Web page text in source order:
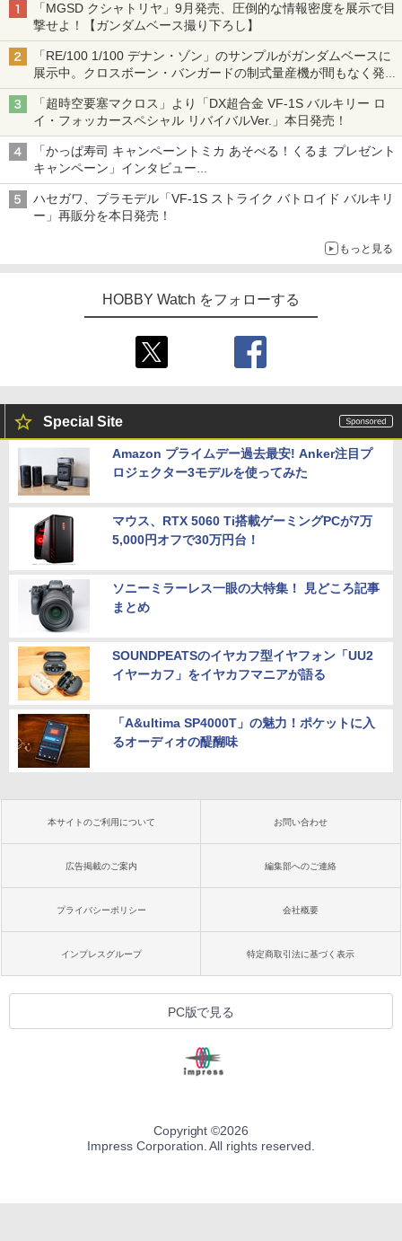
「MGSD クシャトリヤ」9月発売、圧倒的な情報密度を展示で目
撃せよ！【ガンダムベース撮り下ろし】
「RE/100 1/100 デナン・ゾン」のサンプルがガンダムベースに
展示中。クロスボーン・バンガードの制式量産機が間もなく発送
【ガンダムベース撮り下ろし】
「超時空要塞マクロス」より「DX超合金 VF-1S バルキリー ロ
イ・フォッカースペシャル リバイバルVer.」本日発売！
「かっぱ寿司 キャンペーントミカ あそべる！くるま プレゼント
キャンペーン」インタビュー
子どもが楽しめるかっぱ寿司ならではの体験とコラボの楽しさを
追求
ハセガワ、プラモデル「VF-1S ストライク バトロイド バルキリ
ー」再販分を本日発売！
もっと見る
HOBBY Watch をフォローする
Special Site
Amazon プライムデー過去最安! Anker注目プ
ロジェクター3モデルを使ってみた
マウス、RTX 5060 Ti搭載ゲーミングPCが7万
5,000円オフで30万円台！
ソニーミラーレス一眼の大特集！ 見どころ記事
まとめ
SOUNDPEATSのイヤカフ型イヤフォン「UU2
イヤーカフ」をイヤカフマニアが語る
「A&ultima SP4000T」の魅力！ポケットに入
るオーディオの醍醐味
本サイトのご利用について お問い合わせ
広告掲載のご案内 編集部へのご連絡
プライバシーポリシー 会社概要
インプレスグループ 特定商取引法に基づく表示
PC版で見る
Copyright ©2026
Impress Corporation. All rights reserved.